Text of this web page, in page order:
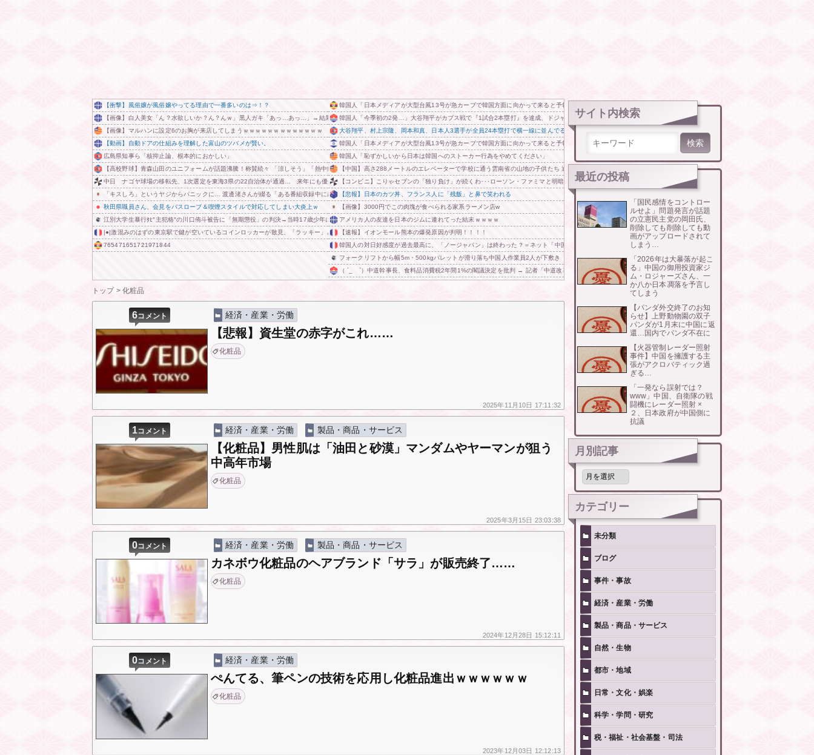
【衝撃】風俗嬢が風俗嬢やってる理由で一番多いのは⇒！？
【画像】白人美女「ん？水欲しいか？ん？んｗ」黒人ガキ「あっ…あっ…」→結果ｗｗｗｗｗｗｗｗ
【画像】マルハンに設定6のお胸が来店してしまうｗｗｗｗｗｗｗｗｗｗｗｗｗ
【動画】自動ドアの仕組みを理解した富山のツバメが賢い。
広島県知事ら「核抑止論、根本的におかしい」
【高校野球】青森山田のユニフォームが話題沸騰！称賛続々 「涼しそう」「熱中症対策では？」「Tシャツみたい」
中日 ナゴヤ球場の移転先、1次選定を東海3県の22自治体が通過… 来年にも優先交渉権者を決定、2030年代前半の移転めざす
「キスしろ」というヤジからパニックに… 渡邊渚さんが綴る「ある番組収録中に起こったフラッシュバック」 他
秋田県職員さん、会見をバスローブ＆喫煙スタイルで対応してしまい大炎上ｗ
江別大学生暴行ﾀﾋ″主犯格″の川口侑斗被告に「無期懲役」の判決→当時17歳少年に「懲役30年」の判決
|●|激混みのはずの東京駅で鍵が空いているコインロッカーが散見、「ラッキー」と思って中を確認してみると……
765471651721971844
韓国人「日本メディアが大型台風13号が急カーブで韓国方面に向かって来ると予報！」→「予想外の進路‥」
韓国人「今季初の2発…」大谷翔平がカブス戦で『1試合2本塁打』を達成、ドジャースは6連敗で悔しい敗北
大谷翔平、村上宗隆、岡本和真、日本人3選手が全員24本塁打で横一線に並んでるぞ 海外の反応
韓国人「日本メディアが大型台風13号が急カーブで韓国方面に向かって来ると予報！」→「予想外の進路‥」
韓国人「恥ずかしいから日本は韓国へのストーカー行為をやめてください」
【中国】高さ288メートルのエレベーターで学校に通う雲南省の山地の子供たち 通学時間 3時間→30分に短縮
【コンビニ】こりゃセブンの「独り負け」が続くわ･･･ローソン・ファミマと明暗分かれた納得のワケ
【悲報】日本のカツ丼、フランス人に「残飯」と鼻で笑われる
【画像】3000円でこの肉塊が食べられる家系ラーメン店w
アメリカ人の友達を日本のジムに連れてった結末ｗｗｗｗ
【速報】イオンモール熊本の爆発原因が判明！！！！
韓国人の対日好感度が過去最高に、「ノージャパン」は終わった？＝ネット「中国より100倍いい」
フォークリフトから幅5m・500kgパレットが滑り落ち中国人作業員2人が下敷き 富山
（ ´_ゝ`）中道幹事長、食料品消費税2年間1%の閣議決定を批判 → 記者「中道改革連合は食料品消費税ゼロを公約に掲げていたが？」→ 階猛氏「
トップ> 化粧品
6コメント 経済・産業・労働
【悲報】資生堂の赤字がこれ……
化粧品
2025年11月10日 17:11:32
1コメント 経済・産業・労働 製品・商品・サービス
【化粧品】男性肌は「油田と砂漠」マンダムやヤーマンが狙う
中高年市場
化粧品
2025年3月15日 23:03:38
0コメント 経済・産業・労働 製品・商品・サービス
カネボウ化粧品のヘアブランド「サラ」が販売終了……
化粧品
2024年12月28日 15:12:11
0コメント 経済・産業・労働
ぺんてる、筆ペンの技術を応用し化粧品進出ｗｗｗｗｗｗ
化粧品
2023年12月03日 12:12:13
サイト内検索
最近の投稿
「国民感情をコントロー
ルせよ」問題発言が話題
の立憲民主党の岡田氏、
削除しても削除しても動
画がアップロードされて
しまう…
「2026年は大暴落が起こ
る」中国の御用投資家ジ
ム・ロジャーズさん、一
か八か日本凋落を予言し
てしまう
【パンダ外交終了のお知
らせ】上野動物園の双子
パンダが1月末に中国に返
還…国内でパンダ不在に
【火器管制レーダー照射
事件】中国を擁護する主
張がアクロバティック過
ぎる…
「一発なら誤射では？
www」中国、自衛隊の戦
闘機にレーダー照射 ×
２、日本政府が中国側に
抗議
月別記事
月
記
事
カテゴリー
未分類
ブログ
事件・事故
経済・産業・労働
製品・商品・サービス
自然・生物
都市・地域
日常・文化・娯楽
科学・学問・研究
税・福祉・社会基盤・司法